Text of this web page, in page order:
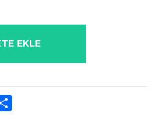
EKLE